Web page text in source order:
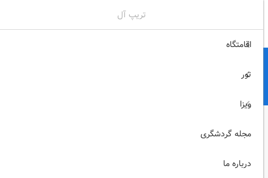
02171117717
تریپ آل
اقامتگاه
تور
ویزا
مجله گردشگری
درباره ما